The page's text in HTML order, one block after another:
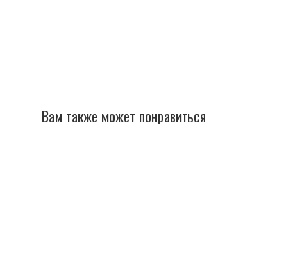
Вам также может понравиться